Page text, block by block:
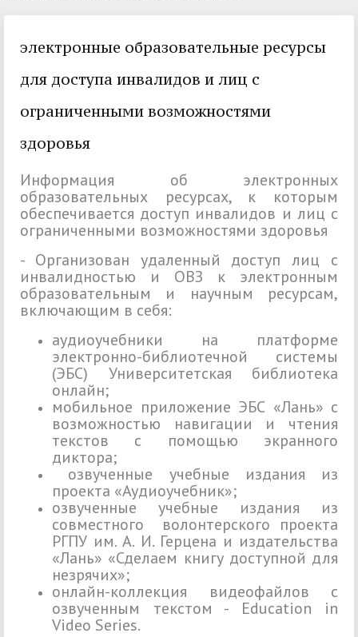
электронные образовательные ресурсы
для доступа инвалидов и лиц с
ограниченными возможностями
здоровья
Информация об электронных
образовательных ресурсах, к которым
обеспечивается доступ инвалидов и лиц с
ограниченными возможностями здоровья
- Организован удаленный доступ лиц с
инвалидностью и ОВЗ к электронным
образовательным и научным ресурсам,
включающим в себя:
аудиоучебники на платформе
электронно-библиотечной системы
(ЭБС) Университетская библиотека
онлайн;
мобильное приложение ЭБС «Лань» с
возможностью навигации и чтения
текстов с помощью экранного
диктора;
озвученные учебные издания из
проекта «Аудиоучебник»;
озвученные учебные издания из
совместного волонтерского проекта
РГПУ им. А. И. Герцена и издательства
«Лань» «Сделаем книгу доступной для
незрячих»;
онлайн-коллекция видеофайлов с
озвученным текстом - Education in
Video Series.